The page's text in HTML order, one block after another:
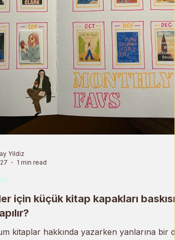
için küçük kitap kapakları baskısı
kitaplar hakkında yazarken yanlarına bir
Yildiz
1 min read